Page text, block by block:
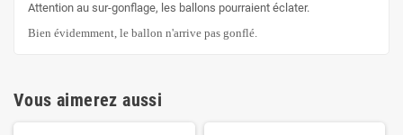
Attention au sur-gonflage, les ballons pourraient éclater.
Bien évidemment, le ballon n'arrive pas gonflé.
Vous aimerez aussi